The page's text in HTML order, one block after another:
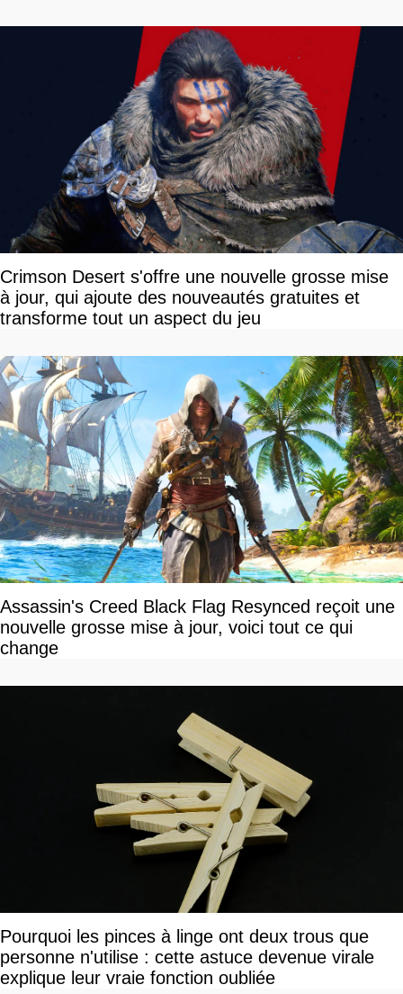
Crimson Desert s'offre une nouvelle grosse mise
à jour, qui ajoute des nouveautés gratuites et
transforme tout un aspect du jeu
Assassin's Creed Black Flag Resynced reçoit une
nouvelle grosse mise à jour, voici tout ce qui
change
Pourquoi les pinces à linge ont deux trous que
personne n'utilise : cette astuce devenue virale
explique leur vraie fonction oubliée